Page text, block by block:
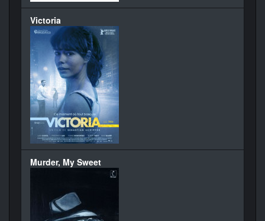
Victoria
Murder, My Sweet